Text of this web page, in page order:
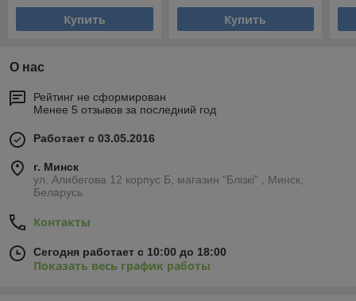
Купить Купить
О нас
Рейтинг не сформирован
Менее 5 отзывов за последний год
Работает с 03.05.2016
г. Минск
ул. Алибегова 12 корпус Б, магазин "Блiзкi" , Минск,
Беларусь
Контакты
Сегодня работает с 10:00 до 18:00
Показать весь график работы